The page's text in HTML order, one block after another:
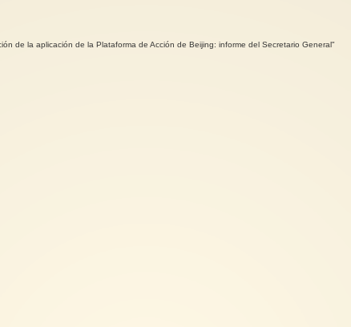
de la aplicación de la Plataforma de Acción de Beijing: informe del Secretario General"